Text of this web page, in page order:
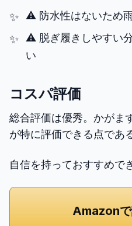
⚠️ 防水性はないため
⚠️ 脱ぎ履きしやすい
い
コスパ評価
総合評価は優秀。かがま
が特に評価できる点であ
自信を持っておすすめで
Amazon